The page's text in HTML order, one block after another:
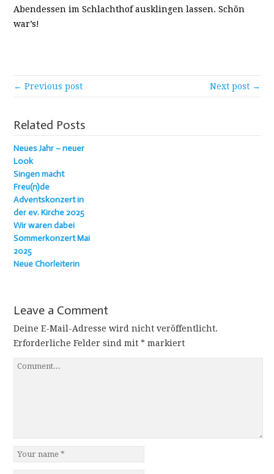
Abendessen im Schlachthof ausklingen lassen. Schön
war’s!
← Previous post Next post →
Related Posts
Neues Jahr – neuer
Look
Singen macht
Freu(n)de
Adventskonzert in
der ev. Kirche 2025
Wir waren dabei
Sommerkonzert Mai
2025
Neue Chorleiterin
Leave a Comment
Deine E-Mail-Adresse wird nicht veröffentlicht.
Erforderliche Felder sind mit* markiert